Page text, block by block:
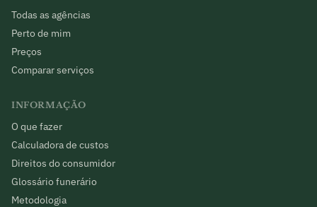
Todas as agências
Perto de mim
Preços
Comparar serviços
INFORMAÇÃO
O que fazer
Calculadora de custos
Direitos do consumidor
Glossário funerário
Metodologia